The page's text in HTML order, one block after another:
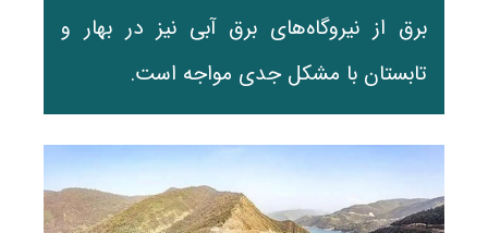
برق از نیروگاه‌های برق آبی نیز در بهار و
تابستان با مشکل جدی مواجه است.